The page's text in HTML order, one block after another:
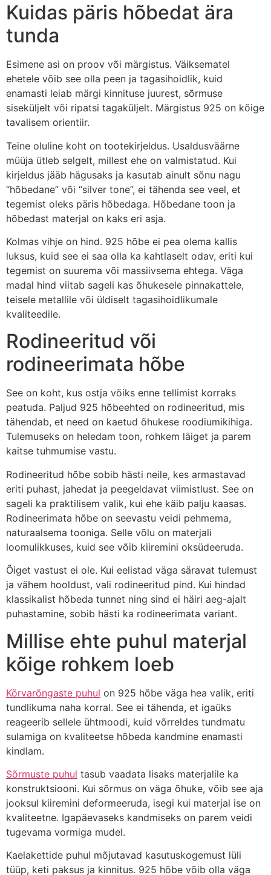
Kuidas päris hõbedat ära
tunda
Esimene asi on proov või märgistus. Väiksematel
ehetele võib see olla peen ja tagasihoidlik, kuid
enamasti leiab märgi kinnituse juurest, sõrmuse
siseküljelt või ripatsi tagaküljelt. Märgistus 925 on kõige
tavalisem orientiir.
Teine oluline koht on tootekirjeldus. Usaldusväärne
müüja ütleb selgelt, millest ehe on valmistatud. Kui
kirjeldus jääb hägusaks ja kasutab ainult sõnu nagu
“hõbedane” või “silver tone”, ei tähenda see veel, et
tegemist oleks päris hõbedaga. Hõbedane toon ja
hõbedast materjal on kaks eri asja.
Kolmas vihje on hind. 925 hõbe ei pea olema kallis
luksus, kuid see ei saa olla ka kahtlaselt odav, eriti kui
tegemist on suurema või massiivsema ehtega. Väga
madal hind viitab sageli kas õhukesele pinnakattele,
teisele metallile või üldiselt tagasihoidlikumale
kvaliteedile.
Rodineeritud või
rodineerimata hõbe
See on koht, kus ostja võiks enne tellimist korraks
peatuda. Paljud 925 hõbeehted on rodineeritud, mis
tähendab, et need on kaetud õhukese roodiumikihiga.
Tulemuseks on heledam toon, rohkem läiget ja parem
kaitse tuhmumise vastu.
Rodineeritud hõbe sobib hästi neile, kes armastavad
eriti puhast, jahedat ja peegeldavat viimistlust. See on
sageli ka praktilisem valik, kui ehe käib palju kaasas.
Rodineerimata hõbe on seevastu veidi pehmema,
naturaalsema tooniga. Selle võlu on materjali
loomulikkuses, kuid see võib kiiremini oksüdeeruda.
Õiget vastust ei ole. Kui eelistad väga säravat tulemust
ja vähem hooldust, vali rodineeritud pind. Kui hindad
klassikalist hõbeda tunnet ning sind ei häiri aeg-ajalt
puhastamine, sobib hästi ka rodineerimata variant.
Millise ehte puhul materjal
kõige rohkem loeb
Kõrvarõngaste puhul on 925 hõbe väga hea valik, eriti
tundlikuma naha korral. See ei tähenda, et igaüks
reageerib sellele ühtmoodi, kuid võrreldes tundmatu
sulamiga on kvaliteetse hõbeda kandmine enamasti
kindlam.
Sõrmuste puhul tasub vaadata lisaks materjalile ka
konstruktsiooni. Kui sõrmus on väga õhuke, võib see aja
jooksul kiiremini deformeeruda, isegi kui materjal ise on
kvaliteetne. Igapäevaseks kandmiseks on parem veidi
tugevama vormiga mudel.
Kaelakettide puhul mõjutavad kasutuskogemust lüli
tüüp, keti paksus ja kinnitus. 925 hõbe võib olla väga